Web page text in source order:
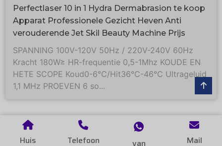
Perfectlaser 10 in 1 Hydra Dermabrasion te koop
Apparat Professionele Gezicht Heven Anti
verouderende Jet Skil Beauty Machine Prijs
SPANNING 100V-120V 50Hz / 220V-240V 60Hz
Kracht 180W≥ HR-frequentie 0,5-1Mhz KOUDE EN
HETE SCOPE Koud0-6°C/Hit36°C-46°C Ultrageluid
1,1 MHz PROEVEN 6 so...
Huis Telefoon van Mail